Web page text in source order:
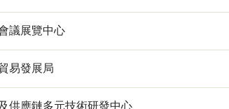
議展覽中心
易發展局
供應鏈多元技術研發中心